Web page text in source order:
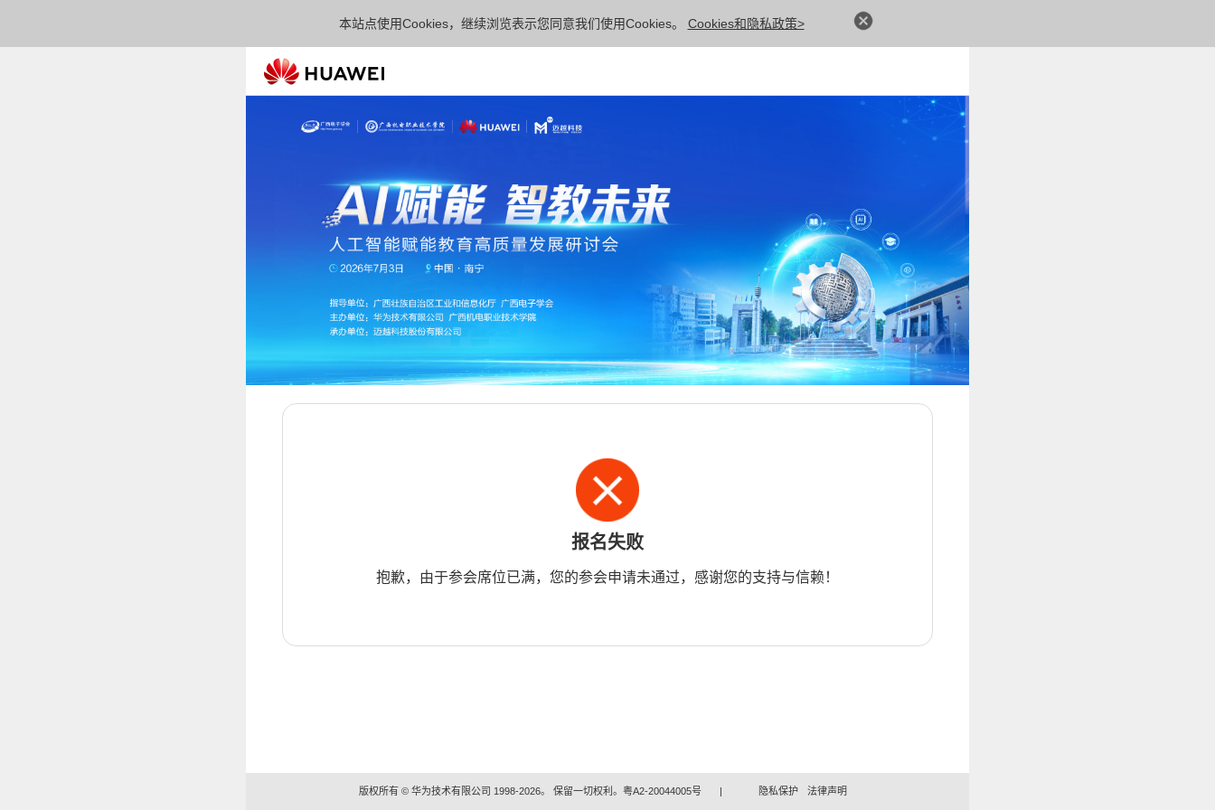
本站点使用Cookies，继续浏览表示您同意我们使用Cookies。 Cookies和隐私政策>
报名失败
抱歉，由于参会席位已满，您的参会申请未通过，感谢您的支持与信赖！
版权所有 © 华为技术有限公司 1998-2026。 保留一切权利。粤A2-20044005号 | 隐私保护 法律声明